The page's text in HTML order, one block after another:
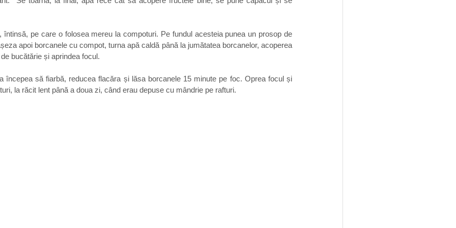
întinsă, pe care o folosea mereu la compoturi. Pe fundul acesteia punea un prosop de
apoi borcanele cu compot, turna apă caldă până la jumătatea borcanelor, acoperea
bucătărie și aprindea focul.
începea să fiarbă, reducea flacăra și lăsa borcanele 15 minute pe foc. Oprea focul și
la răcit lent până a doua zi, când erau depuse cu mândrie pe rafturi.